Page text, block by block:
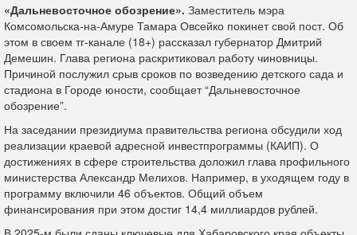
«Дальневосточное обозрение». Заместитель мэра
Комсомольска-на-Амуре Тамара Овсейко покинет свой пост. Об
этом в своем тг-канале (18+) рассказал губернатор Дмитрий
Демешин. Глава региона раскритиковал работу чиновницы.
Причиной послужил срыв сроков по возведению детского сада и
стадиона в Городе юности, сообщает “Дальневосточное
обозрение”.
На заседании президиума правительства региона обсудили ход
реализации краевой адресной инвестпрограммы (КАИП). О
достижениях в сфере строительства доложил глава профильного
министерства Александр Мелихов. Например, в уходящем году в
программу включили 46 объектов. Общий объем
финансирования при этом достиг 14,4 миллиардов рублей.